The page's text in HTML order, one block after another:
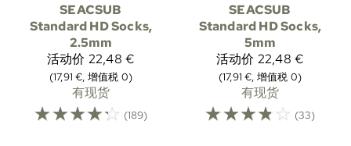
SEACSUB
Standard HD Socks,
2.5mm
活动价 22,48 €
(17,91 €, 增值税 0)
有现货
☆☆☆☆☆ (189)
SEACSUB
Standard HD Socks,
5mm
活动价 22,48 €
(17,91 €, 增值税 0)
有现货
☆☆☆☆☆ (33)